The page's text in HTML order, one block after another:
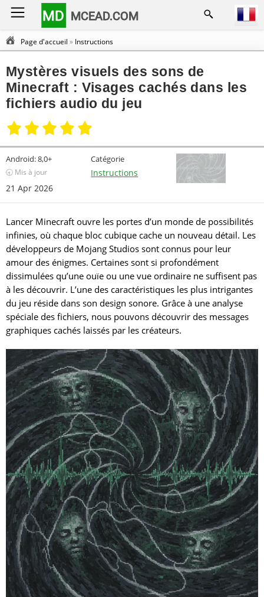
MD MCEAD.COM
Page d'accueil » Instructions
Mystères visuels des sons de
Minecraft : Visages cachés dans les
fichiers audio du jeu
Android:8,0+
🕣 Mis à jour
21 Apr 2026
Catégorie
Instructions
Lancer Minecraft ouvre les portes d’un monde de possibilités
infinies, où chaque bloc cubique cache un nouveau détail. Les
développeurs de Mojang Studios sont connus pour leur
amour des énigmes. Certaines sont si profondément
dissimulées qu’une ouïe ou une vue ordinaire ne suffisent pas
à les découvrir. L’une des caractéristiques les plus intrigantes
du jeu réside dans son design sonore. Grâce à une analyse
spéciale des fichiers, nous pouvons découvrir des messages
graphiques cachés laissés par les créateurs.